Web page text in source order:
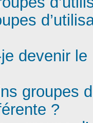
devenir le
groupes
?